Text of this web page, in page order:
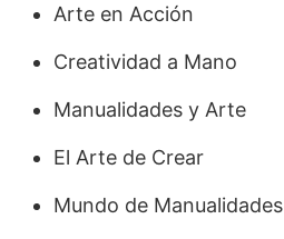
Arte en Acción
Creatividad a Mano
Manualidades y Arte
El Arte de Crear
Mundo de Manualidades